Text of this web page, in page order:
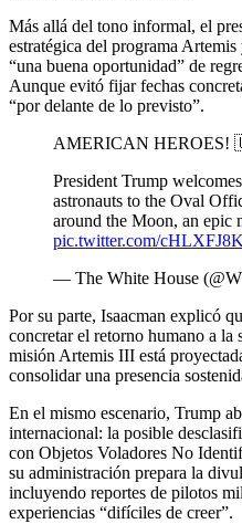
Más allá del tono informal, el
estratégica del programa
“una buena oportunidad” de
Aunque evitó fijar fechas
“por delante de lo previsto”.
AMERICAN
President Trump
astronauts to the Oval
around the Moon, an epic
pic.twitter.com/
— The White House
Por su parte, Isaacman explicó
concretar el retorno humano a la
misión Artemis III está
consolidar una presencia
En el mismo escenario, Trump
internacional: la posible
con Objetos Voladores No
su administración prepara la
incluyendo reportes de pilotos
experiencias “difíciles de creer”.